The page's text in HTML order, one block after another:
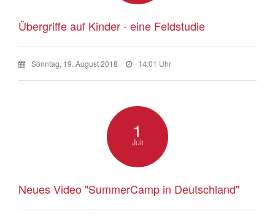
Übergriffe auf Kinder - eine Feldstudie
Sonntag, 19. August 2018 14:01 Uhr
1
Juli
Neues Video "SummerCamp in Deutschland"